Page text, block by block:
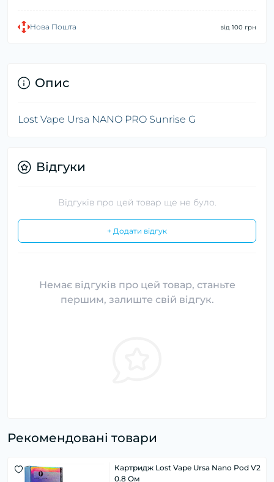
Нова Пошта від 100 грн
Опис
Lost Vape Ursa NANO PRO Sunrise G
Відгуки
Відгуків про цей товар ще не було.
+ Додати відгук
Немає відгуків про цей товар, станьте
першим, залиште свій відгук.
Рекомендовані товари
Картридж Lost Vape Ursa Nano Pod V2
0.8 Ом